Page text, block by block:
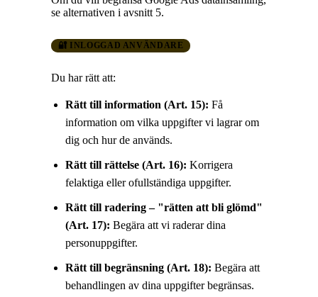
se alternativen i avsnitt 5.
🔐 INLOGGAD ANVÄNDARE
Du har rätt att:
Rätt till information (Art. 15): Få
information om vilka uppgifter vi lagrar om
dig och hur de används.
Rätt till rättelse (Art. 16): Korrigera
felaktiga eller ofullständiga uppgifter.
Rätt till radering – "rätten att bli glömd"
(Art. 17): Begära att vi raderar dina
personuppgifter.
Rätt till begränsning (Art. 18): Begära att
behandlingen av dina uppgifter begränsas.